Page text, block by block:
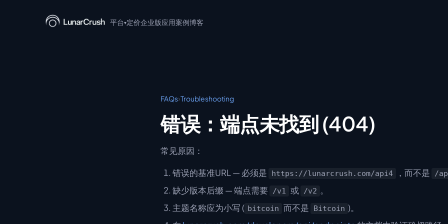
平台▾
LunarCrush Discover
LunarCrush Collections
定价企业版应用案例博客
FAQs›Troubleshooting
错误：端点未找到 (404)
常见原因：
错误的基准URL — 必须是
https://lunarcrush.com/api4 ，而不是 /
缺少版本后缀 — 端点需要 /v1 或 /v2 。
主题名称应为小写 ( bitcoin 而不是 Bitcoin )。